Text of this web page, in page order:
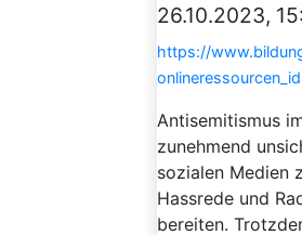
26.10.2023,
https://
Antisemitismus
zunehmend
sozialen Medien
Hassrede und
bereiten.